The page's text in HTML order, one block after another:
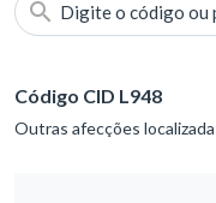
Digite o código ou
Código CID L948
Outras afecções